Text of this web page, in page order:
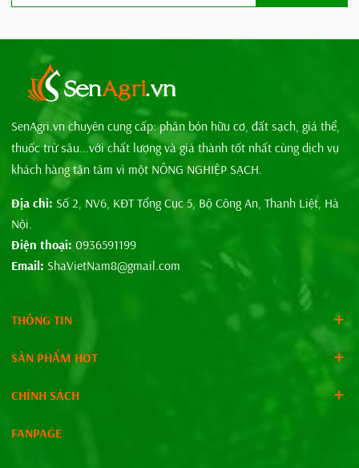
SenAgri.vn chuyên cung cấp: phân bón hữu cơ, đất sạch, giá thể,
thuốc trừ sâu...với chất lượng và giá thành tốt nhất cùng dịch vụ
khách hàng tận tâm vì một NÔNG NGHIỆP SẠCH.
Địa chỉ: Số 2, NV6, KĐT Tổng Cục 5, Bộ Công An, Thanh Liệt, Hà
Nội.
Điện thoại: 0936591199
Email: ShaVietNam8@gmail.com
THÔNG TIN
SẢN PHẨM HOT
CHÍNH SÁCH
FANPAGE